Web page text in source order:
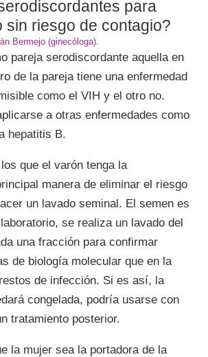
para
sin riesgo de contagio?
Bermejo (ginecóloga)
pareja serodiscordante aquella en
de la pareja tiene una enfermedad
como el VIH y el otro no.
a otras enfermedades como
hepatitis B.
que el varón tenga la
manera de eliminar el riesgo
un lavado seminal. El semen es
se realiza un lavado del
una fracción para confirmar
de biología molecular que en la
de infección. Si es así, la
congelada, podría usarse con
tratamiento posterior.
la mujer sea la portadora de la